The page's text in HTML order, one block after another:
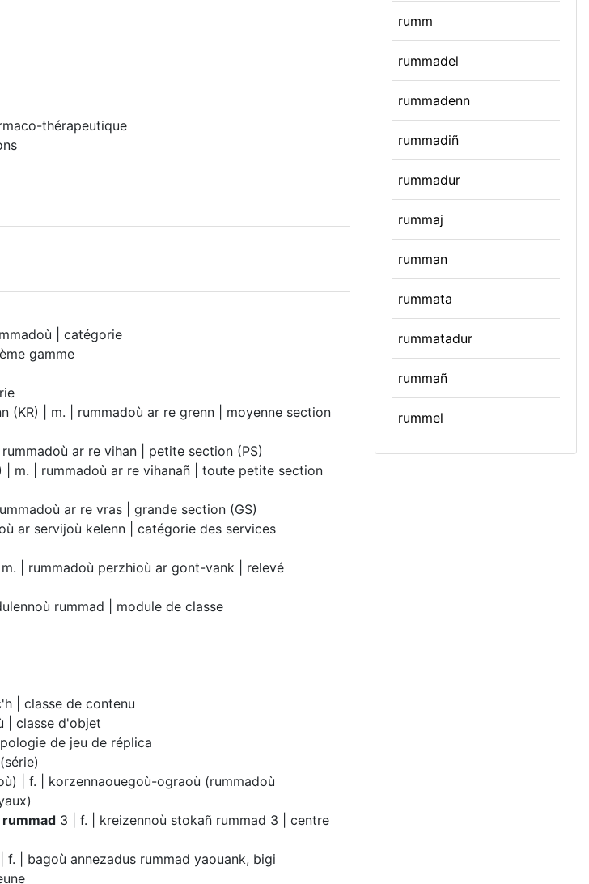
thérapeutique
| catégorie
gamme
(KR) | m. | rummadoù ar re grenn | moyenne section
ar re vihan | petite section (PS)
| m. | rummadoù ar re vihanañ | toute petite section
ar re vras | grande section (GS)
ar servijoù kelenn | catégorie des services
| rummadoù perzhioù ar gont-vank | relevé
rummad | module de classe
| classe de contenu
| classe d'objet
de jeu de réplica
| f. | korzennaouegoù-ograoù (rummadoù
rummad 3 | f. | kreizennoù stokañ rummad 3 | centre
f. | bagoù annezadus rummad yaouank, bigi
rumm
rummadel
rummadenn
rummadiñ
rummadur
rummaj
rumman
rummata
rummatadur
rummañ
rummel